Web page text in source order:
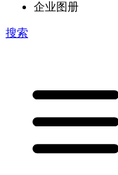
企业图册
搜索